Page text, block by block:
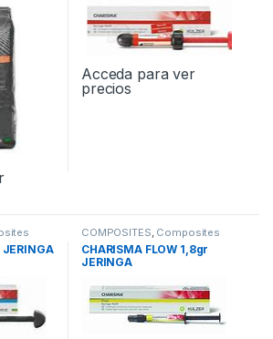
Acceda para ver
precios
JERINGA
COMPOSITES, Composites
Fluidos
CHARISMA FLOW 1,8gr
JERINGA